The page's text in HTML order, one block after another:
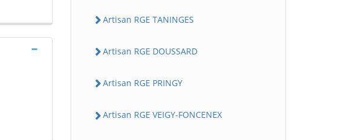
Artisan RGE TANINGES
Artisan RGE DOUSSARD
Artisan RGE PRINGY
Artisan RGE VEIGY-FONCENEX